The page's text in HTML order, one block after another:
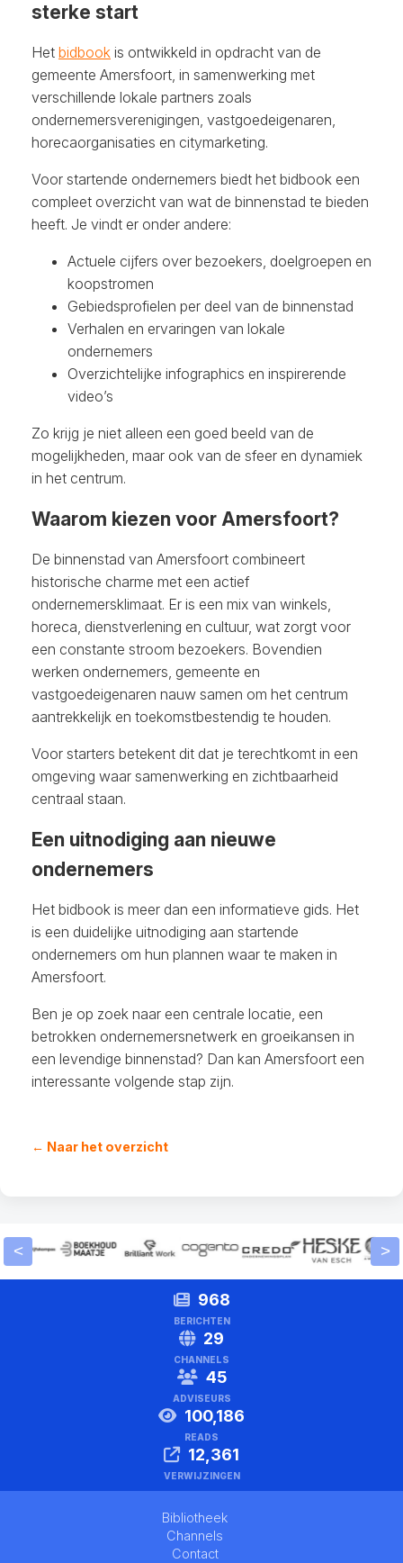
sterke start
Het bidbook is ontwikkeld in opdracht van de
gemeente Amersfoort, in samenwerking met
verschillende lokale partners zoals
ondernemersverenigingen, vastgoedeigenaren,
horecaorganisaties en citymarketing.
Voor startende ondernemers biedt het bidbook een
compleet overzicht van wat de binnenstad te bieden
heeft. Je vindt er onder andere:
Actuele cijfers over bezoekers, doelgroepen en
koopstromen
Gebiedsprofielen per deel van de binnenstad
Verhalen en ervaringen van lokale
ondernemers
Overzichtelijke infographics en inspirerende
video’s
Zo krijg je niet alleen een goed beeld van de
mogelijkheden, maar ook van de sfeer en dynamiek
in het centrum.
Waarom kiezen voor Amersfoort?
De binnenstad van Amersfoort combineert
historische charme met een actief
ondernemersklimaat. Er is een mix van winkels,
horeca, dienstverlening en cultuur, wat zorgt voor
een constante stroom bezoekers. Bovendien
werken ondernemers, gemeente en
vastgoedeigenaren nauw samen om het centrum
aantrekkelijk en toekomstbestendig te houden.
Voor starters betekent dit dat je terechtkomt in een
omgeving waar samenwerking en zichtbaarheid
centraal staan.
Een uitnodiging aan nieuwe
ondernemers
Het bidbook is meer dan een informatieve gids. Het
is een duidelijke uitnodiging aan startende
ondernemers om hun plannen waar te maken in
Amersfoort.
Ben je op zoek naar een centrale locatie, een
betrokken ondernemersnetwerk en groeikansen in
een levendige binnenstad? Dan kan Amersfoort een
interessante volgende stap zijn.
← Naar het overzicht
< >
968
BERICHTEN
29
CHANNELS
45
ADVISEURS
100,186
READS
12,361
VERWIJZINGEN
Bibliotheek
Channels
Contact